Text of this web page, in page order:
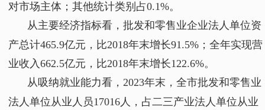
对市场主体；其他统计类别占0.1%。
从主要经济指标看，批发和零售业企业法人单位资
产总计465.9亿元，比2018年末增长91.5%；全年实现营
业收入662.5亿元，比2018年末增长122.6%。
从吸纳就业能力看，2023年末，全市批发和零售业
法人单位从业人员17016人，占二三产业法人单位从业